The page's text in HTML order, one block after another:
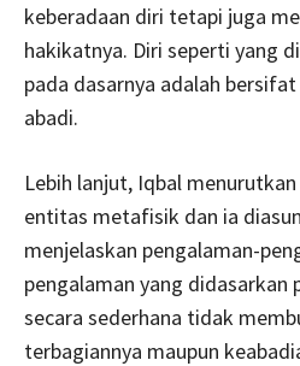
keberadaan diri tetapi juga
hakikatnya. Diri seperti yang
pada dasarnya adalah
abadi.
Lebih lanjut, Iqbal
entitas metafisik dan ia
menjelaskan pengalaman-
pengalaman yang didasarkan
secara sederhana tidak
terbagiannya maupun